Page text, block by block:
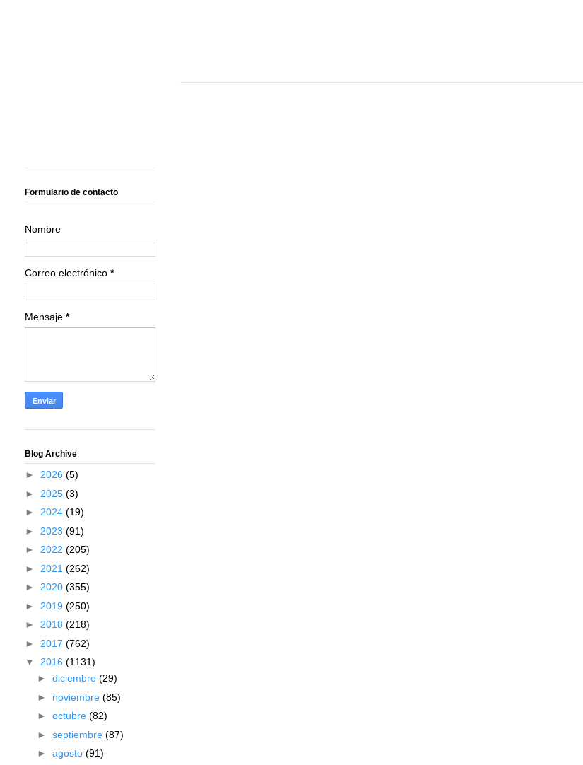
Formulario de contacto
Nombre
Correo electrónico *
Mensaje *
Blog Archive
► 2026 (5)
► 2025 (3)
► 2024 (19)
► 2023 (91)
► 2022 (205)
► 2021 (262)
► 2020 (355)
► 2019 (250)
► 2018 (218)
► 2017 (762)
▼ 2016 (1131)
► diciembre (29)
► noviembre (85)
► octubre (82)
► septiembre (87)
► agosto (91)